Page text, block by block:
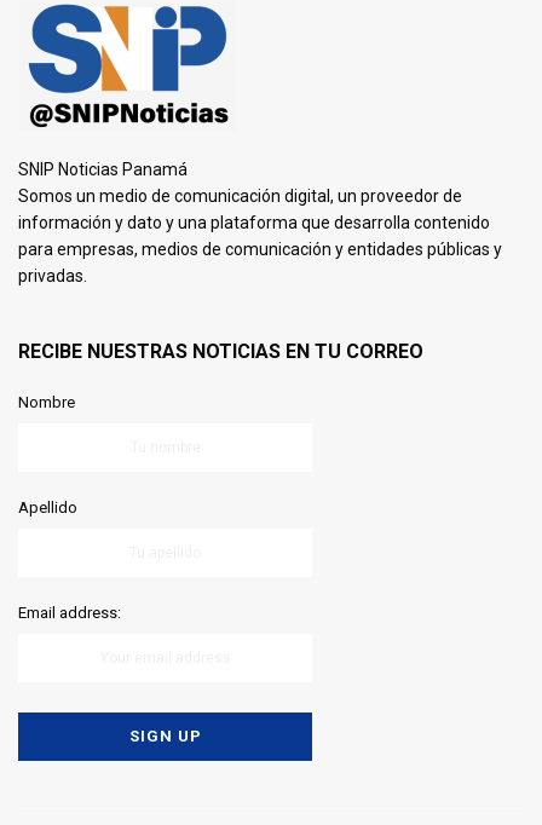
SNIP Noticias Panamá
Somos un medio de comunicación digital, un proveedor de
información y dato y una plataforma que desarrolla contenido
para empresas, medios de comunicación y entidades públicas y
privadas.
RECIBE NUESTRAS NOTICIAS EN TU CORREO
Nombre
Apellido
Email address: